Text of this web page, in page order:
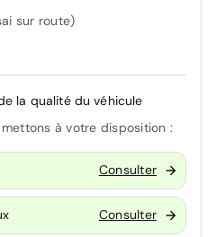
sur route)
la qualité du véhicule
à votre disposition :
Consulter
Consulter